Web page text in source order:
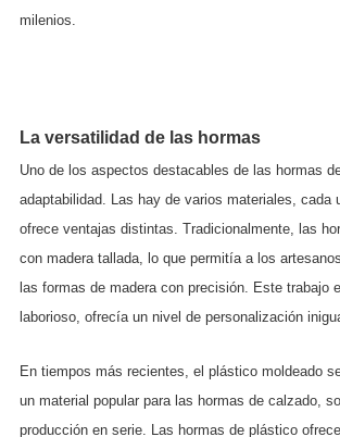
milenios.
La versatilidad de las hormas
Uno de los aspectos destacables de las hormas
adaptabilidad. Las hay de varios materiales, cada
ofrece ventajas distintas. Tradicionalmente, las
con madera tallada, lo que permitía a los
las formas de madera con precisión. Este trabajo
laborioso, ofrecía un nivel de personalización
En tiempos más recientes, el plástico moldeado
un material popular para las hormas de calzado,
producción en serie. Las hormas de plástico